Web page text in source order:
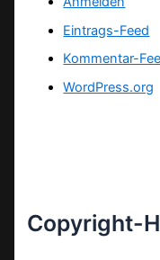
Eintrags-Feed
Kommentar-
WordPress.org
Copyright-